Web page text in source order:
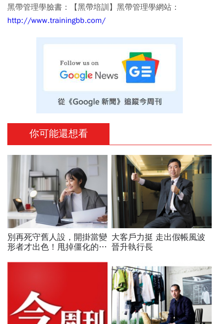
黑帶管理學臉書：【黑帶培訓】黑帶管理學網站：
http://www.trainingbb.com/
你可能還想看
別再死守舊人設，開掛當變
形者才出色！甩掉僵化的
大客戶力挺 走出假帳風波
晉升執行長